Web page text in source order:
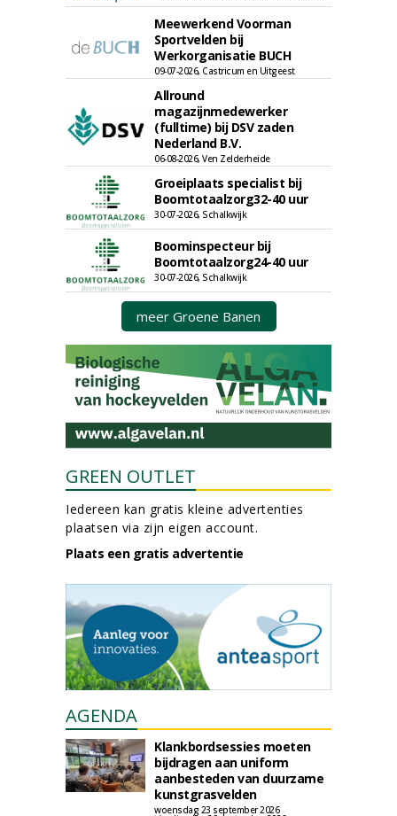
Meewerkend Voorman
Sportvelden bij
Werkorganisatie BUCH
09-07-2026, Castricum en Uitgeest
Allround
magazijnmedewerker
(fulltime) bij DSV zaden
Nederland B.V.
06-08-2026, Ven Zelderheide
Groeiplaats specialist bij
Boomtotaalzorg32-40 uur
30-07-2026, Schalkwijk
Boominspecteur bij
Boomtotaalzorg24-40 uur
30-07-2026, Schalkwijk
meer Groene Banen
GREEN OUTLET
Iedereen kan gratis kleine advertenties
plaatsen via zijn eigen account.
Plaats een gratis advertentie
AGENDA
Klankbordsessies moeten
bijdragen aan uniform
aanbesteden van duurzame
kunstgrasvelden
woensdag 23 september 2026